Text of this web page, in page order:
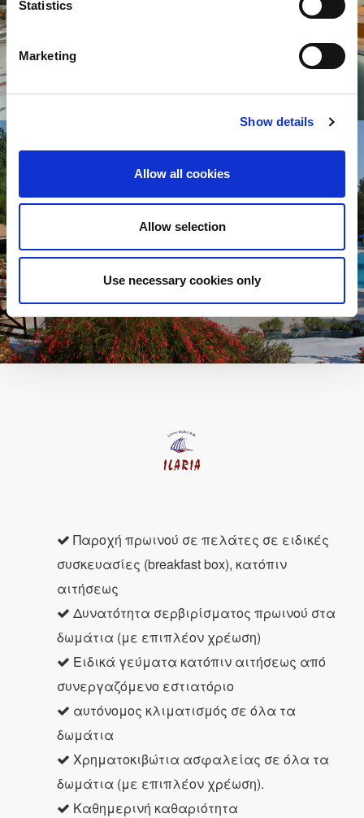
Statistics
Marketing
Show details
Allow all cookies
Allow selection
Use necessary cookies only
Παροχή πρωινού σε πελάτες σε ειδικές
συσκευασίες (breakfast box), κατόπιν
αιτήσεως
Δυνατότητα σερβιρίσματος πρωινού στα
δωμάτια (με επιπλέον χρέωση)
Ειδικά γεύματα κατόπιν αιτήσεως από
συνεργαζόμενο εστιατόριο
αυτόνομος κλιματισμός σε όλα τα
δωμάτια
Χρηματοκιβώτια ασφαλείας σε όλα τα
δωμάτια (με επιπλέον χρέωση).
Καθημερινή καθαριότητα